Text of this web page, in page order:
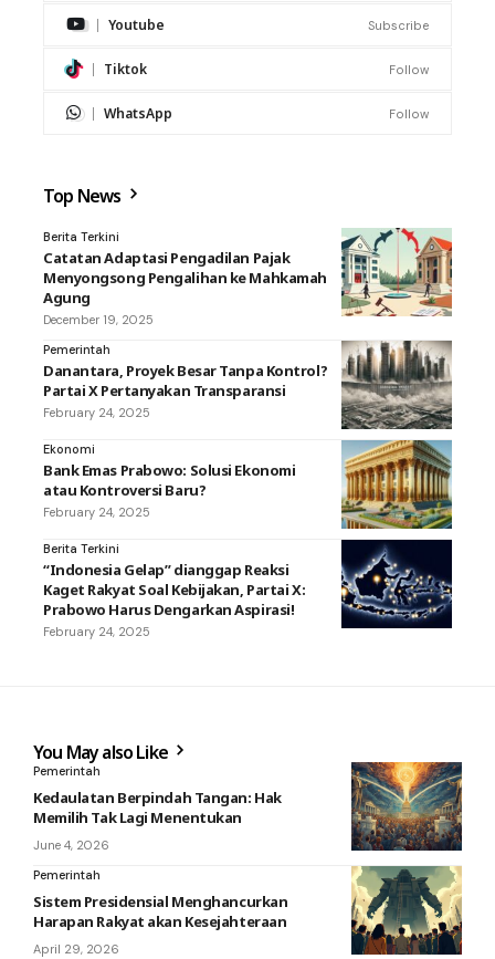
Youtube Subscribe
Tiktok Follow
WhatsApp Follow
Top News
Berita Terkini
Catatan Adaptasi Pengadilan Pajak
Menyongsong Pengalihan ke Mahkamah
Agung
December 19, 2025
Pemerintah
Danantara, Proyek Besar Tanpa Kontrol?
Partai X Pertanyakan Transparansi
February 24, 2025
Ekonomi
Bank Emas Prabowo: Solusi Ekonomi
atau Kontroversi Baru?
February 24, 2025
Berita Terkini
“Indonesia Gelap” dianggap Reaksi
Kaget Rakyat Soal Kebijakan, Partai X:
Prabowo Harus Dengarkan Aspirasi!
February 24, 2025
You May also Like
Pemerintah
Kedaulatan Berpindah Tangan: Hak
Memilih Tak Lagi Menentukan
June 4, 2026
Pemerintah
Sistem Presidensial Menghancurkan
Harapan Rakyat akan Kesejahteraan
April 29, 2026